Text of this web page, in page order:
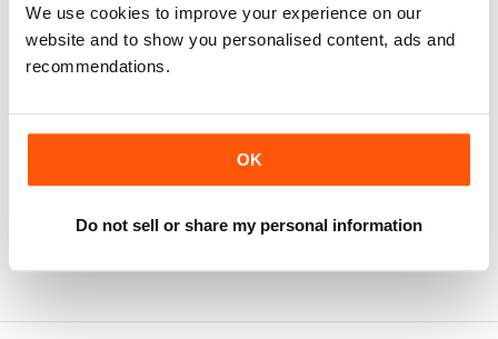
We use cookies to improve your experience on our
website and to show you personalised content, ads and
recommendations.
OK
Do not sell or share my personal information
Add to Cart